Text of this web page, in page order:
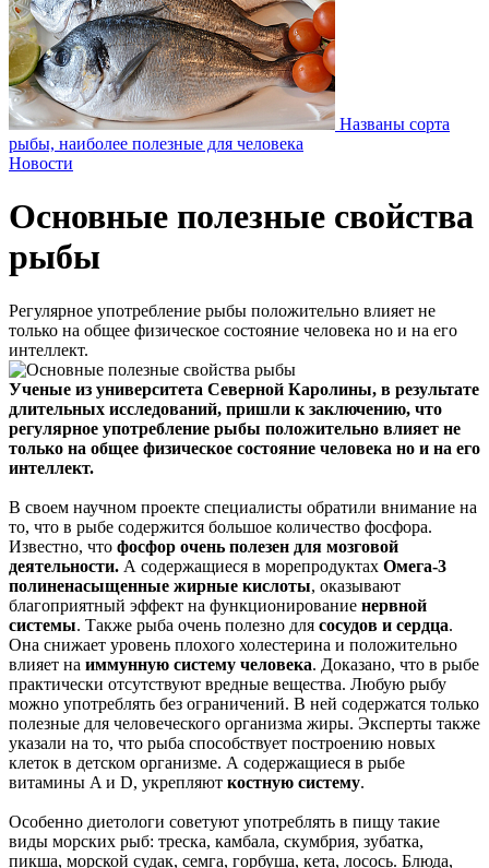
Названы сорта
рыбы, наиболее полезные для человека
Новости
Основные полезные свойства
рыбы
Регулярное употребление рыбы положительно влияет не
только на общее физическое состояние человека но и на его
интеллект.
Ученые из университета Северной Каролины, в результате
длительных исследований, пришли к заключению, что
регулярное употребление рыбы положительно влияет не
только на общее физическое состояние человека но и на его
интеллект.
В своем научном проекте специалисты обратили внимание на
то, что в рыбе содержится большое количество фосфора.
Известно, что фосфор очень полезен для мозговой
деятельности. А содержащиеся в морепродуктах Омега-3
полиненасыщенные жирные кислоты, оказывают
благоприятный эффект на функционирование нервной
системы. Также рыба очень полезно для сосудов и сердца.
Она снижает уровень плохого холестерина и положительно
влияет на иммунную систему человека. Доказано, что в рыбе
практически отсутствуют вредные вещества. Любую рыбу
можно употреблять без ограничений. В ней содержатся только
полезные для человеческого организма жиры. Эксперты также
указали на то, что рыба способствует построению новых
клеток в детском организме. А содержащиеся в рыбе
витамины A и D, укрепляют костную систему.
Особенно диетологи советуют употреблять в пищу такие
виды морских рыб: треска, камбала, скумбрия, зубатка,
пикша, морской судак, семга, горбуша, кета, лосось. Блюда,